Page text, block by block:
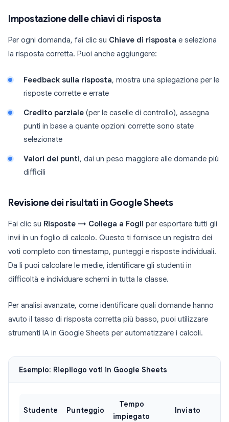
Impostazione delle chiavi di risposta
Per ogni domanda, fai clic su Chiave di risposta e seleziona
la risposta corretta. Puoi anche aggiungere:
Feedback sulla risposta, mostra una spiegazione per le
risposte corrette e errate
Credito parziale (per le caselle di controllo), assegna
punti in base a quante opzioni corrette sono state
selezionate
Valori dei punti, dai un peso maggiore alle domande più
difficili
Revisione dei risultati in Google Sheets
Fai clic su Risposte → Collega a Fogli per esportare tutti gli
invii in un foglio di calcolo. Questo ti fornisce un registro dei
voti completo con timestamp, punteggi e risposte individuali.
Da lì puoi calcolare le medie, identificare gli studenti in
difficoltà e individuare schemi in tutta la classe.
Per analisi avanzate, come identificare quali domande hanno
avuto il tasso di risposta corretta più basso, puoi utilizzare
strumenti IA in Google Sheets per automatizzare i calcoli.
Esempio: Riepilogo voti in Google Sheets
Studente Punteggio
Tempo
impiegato
Inviato